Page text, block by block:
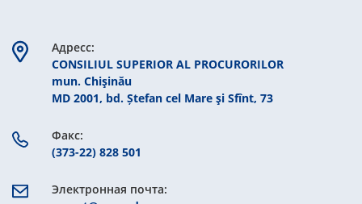
Aдресс:
CONSILIUL SUPERIOR AL PROCURORILOR
mun. Chişinău
MD 2001, bd. Ștefan cel Mare şi Sfînt, 73
Факс:
(373-22) 828 501
Электронная почта: